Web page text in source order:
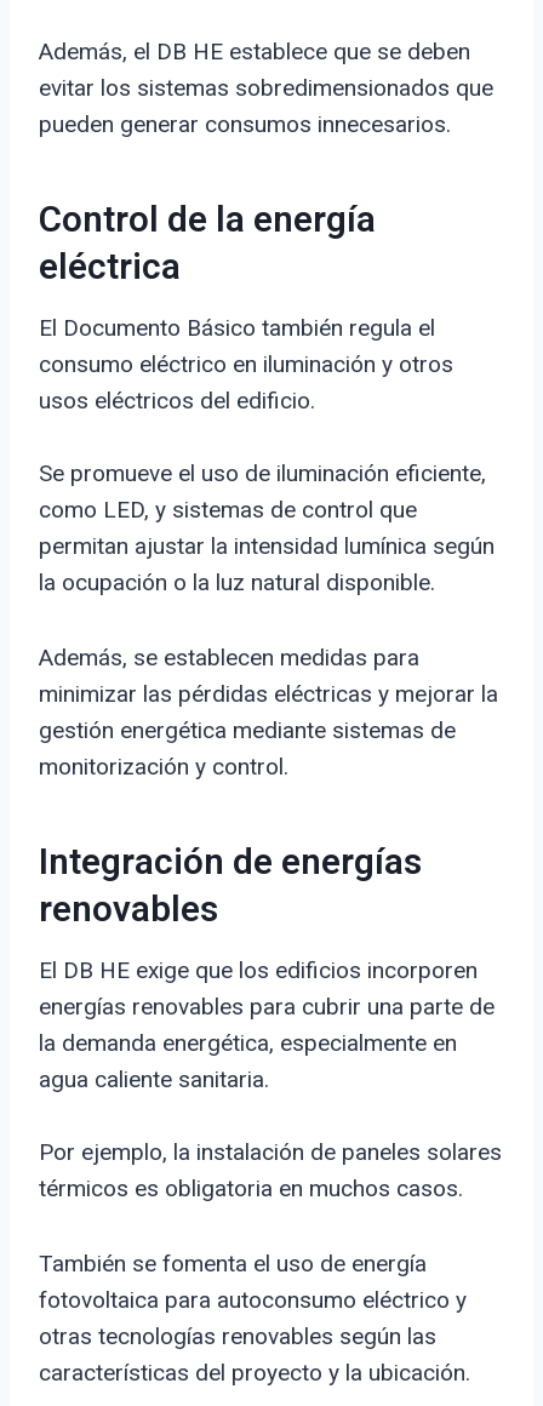
Además, el DB HE establece que se deben
evitar los sistemas sobredimensionados que
pueden generar consumos innecesarios.
Control de la energía
eléctrica
El Documento Básico también regula el
consumo eléctrico en iluminación y otros
usos eléctricos del edificio.
Se promueve el uso de iluminación eficiente,
como LED, y sistemas de control que
permitan ajustar la intensidad lumínica según
la ocupación o la luz natural disponible.
Además, se establecen medidas para
minimizar las pérdidas eléctricas y mejorar la
gestión energética mediante sistemas de
monitorización y control.
Integración de energías
renovables
El DB HE exige que los edificios incorporen
energías renovables para cubrir una parte de
la demanda energética, especialmente en
agua caliente sanitaria.
Por ejemplo, la instalación de paneles solares
térmicos es obligatoria en muchos casos.
También se fomenta el uso de energía
fotovoltaica para autoconsumo eléctrico y
otras tecnologías renovables según las
características del proyecto y la ubicación.